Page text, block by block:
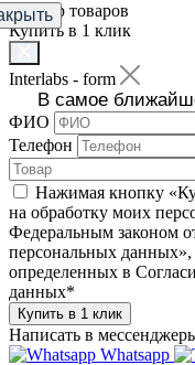
Фильтр товаров
Купить в 1 клик
Interlabs - form
В самое
ФИО
Телефон
Нажимая кнопку
на обработку моих
Федеральным законом
персональных данных»,
определенных в
данных*
Купить в 1 клик
Написать в
Whatsapp